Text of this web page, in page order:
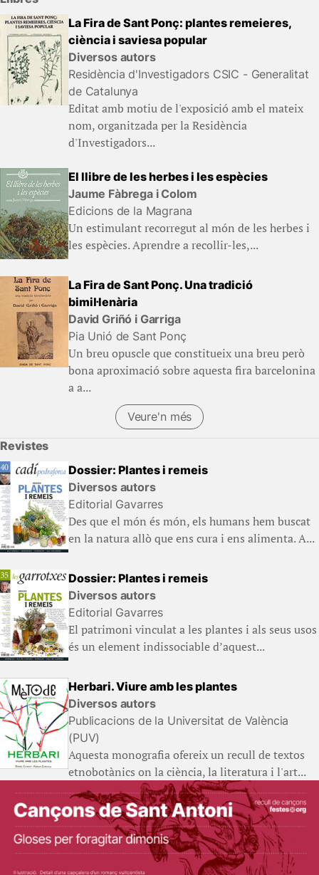
La Fira de Sant Ponç: plantes remeieres,
ciència i saviesa popular
Diversos autors
Residència d'Investigadors CSIC - Generalitat
de Catalunya
Editat amb motiu de l'exposició amb el mateix
nom, organitzada per la Residència
d'Investigadors...
El llibre de les herbes i les espècies
Jaume Fàbrega i Colom
Edicions de la Magrana
Un estimulant recorregut al món de les herbes i
les espècies. Aprendre a recollir-les,...
La Fira de Sant Ponç. Una tradició
bimil·lenària
David Griñó i Garriga
Pia Unió de Sant Ponç
Un breu opuscle que constitueix una breu però
bona aproximació sobre aquesta fira barcelonina
a a...
Veure'n més
(Llibres)
Revistes
Dossier: Plantes i remeis
Diversos autors
Editorial Gavarres
Des que el món és món, els humans hem buscat
en la natura allò que ens cura i ens alimenta. A...
Dossier: Plantes i remeis
Diversos autors
Editorial Gavarres
El patrimoni vinculat a les plantes i als seus usos
és un element indissociable d’aquest...
Herbari. Viure amb les plantes
Diversos autors
Publicacions de la Universitat de València
(PUV)
Aquesta monografia ofereix un recull de textos
etnobotànics on la ciència, la literatura i l'art...